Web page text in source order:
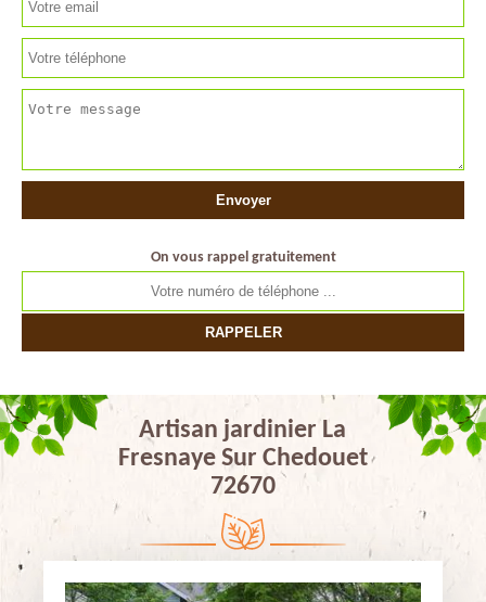
On vous rappel gratuitement
Artisan jardinier La
Fresnaye Sur Chedouet
72670